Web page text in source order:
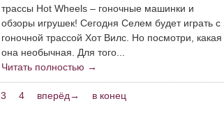
трассы Hot Wheels – гоночные машинки и
обзоры игрушек! Сегодня Селем будет играть с
гоночной трассой Хот Вилс. Но посмотри, какая
она необычная. Для того...
Читать полностью →
3 4 вперёд→ в конец